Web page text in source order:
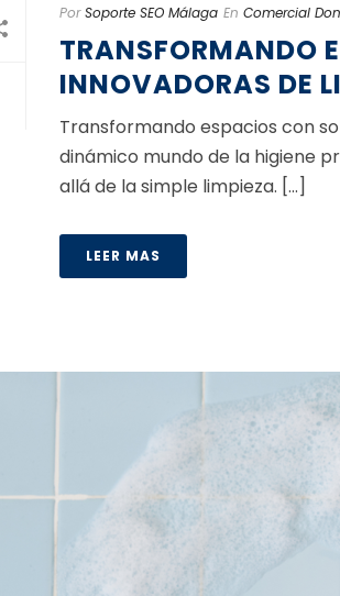
Por Soporte SEO Málaga En Comercial
TRANSFORMANDO
INNOVADORAS DE
Transformando espacios con
dinámico mundo de la higiene
allá de la simple limpieza. [...]
LEER MAS